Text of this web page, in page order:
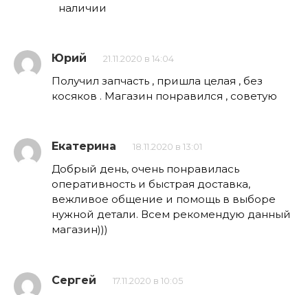
наличии
Юрий 21.11.2020 в 14:04
Получил запчасть , пришла целая , без
косяков . Магазин понравился , советую
Екатерина 18.11.2020 в 13:01
Добрый день, очень понравилась
оперативность и быстрая доставка,
вежливое общение и помощь в выборе
нужной детали. Всем рекомендую данный
магазин)))
Сергей 17.11.2020 в 10:05